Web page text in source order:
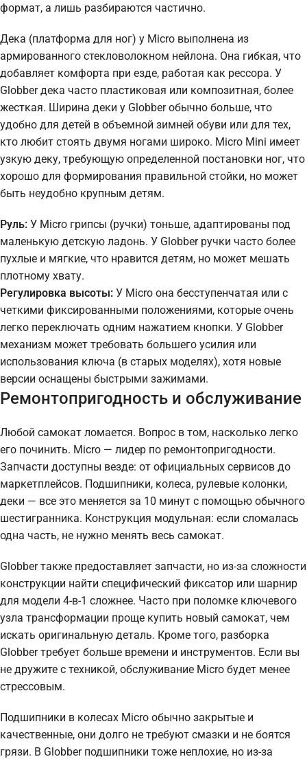
формат, а лишь разбираются частично.
Дека (платформа для ног) у Micro выполнена из
армированного стекловолокном нейлона. Она гибкая, что
добавляет комфорта при езде, работая как рессора. У
Globber дека часто пластиковая или композитная, более
жесткая. Ширина деки у Globber обычно больше, что
удобно для детей в объемной зимней обуви или для тех,
кто любит стоять двумя ногами широко. Micro Mini имеет
узкую деку, требующую определенной постановки ног, что
хорошо для формирования правильной стойки, но может
быть неудобно крупным детям.
Руль: У Micro грипсы (ручки) тоньше, адаптированы под
маленькую детскую ладонь. У Globber ручки часто более
пухлые и мягкие, что нравится детям, но может мешать
плотному хвату.
Регулировка высоты: У Micro она бесступенчатая или с
четкими фиксированными положениями, которые очень
легко переключать одним нажатием кнопки. У Globber
механизм может требовать большего усилия или
использования ключа (в старых моделях), хотя новые
версии оснащены быстрыми зажимами.
Ремонтопригодность и обслуживание
Любой самокат ломается. Вопрос в том, насколько легко
его починить. Micro — лидер по ремонтопригодности.
Запчасти доступны везде: от официальных сервисов до
маркетплейсов. Подшипники, колеса, рулевые колонки,
деки — все это меняется за 10 минут с помощью обычного
шестигранника. Конструкция модульная: если сломалась
одна часть, не нужно менять весь самокат.
Globber также предоставляет запчасти, но из-за сложности
конструкции найти специфический фиксатор или шарнир
для модели 4-в-1 сложнее. Часто при поломке ключевого
узла трансформации проще купить новый самокат, чем
искать оригинальную деталь. Кроме того, разборка
Globber требует больше времени и инструментов. Если вы
не дружите с техникой, обслуживание Micro будет менее
стрессовым.
Подшипники в колесах Micro обычно закрытые и
качественные, они долго не требуют смазки и не боятся
грязи. В Globber подшипники тоже неплохие, но из-за